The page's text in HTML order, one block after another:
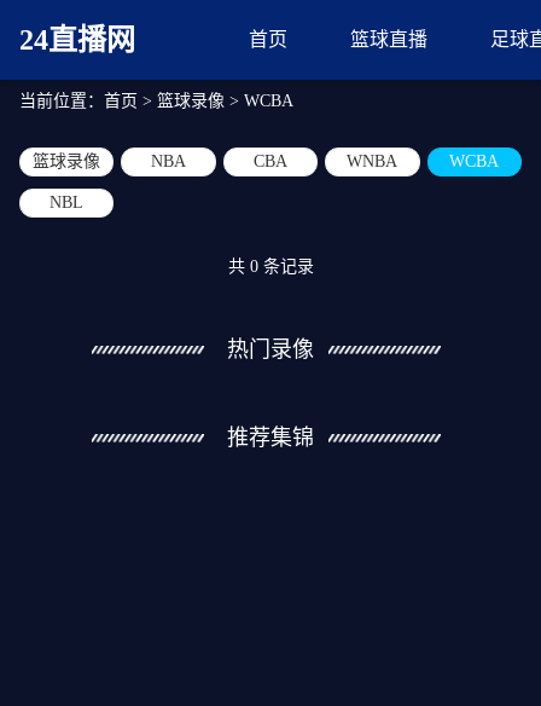
24直播网 首页 篮球直播 足球
当前位置： 首页 > 篮球录像 > WCBA
篮球录像 NBA CBA WNBA WCBA
NBL
共0 条记录
热门录像
推荐集锦